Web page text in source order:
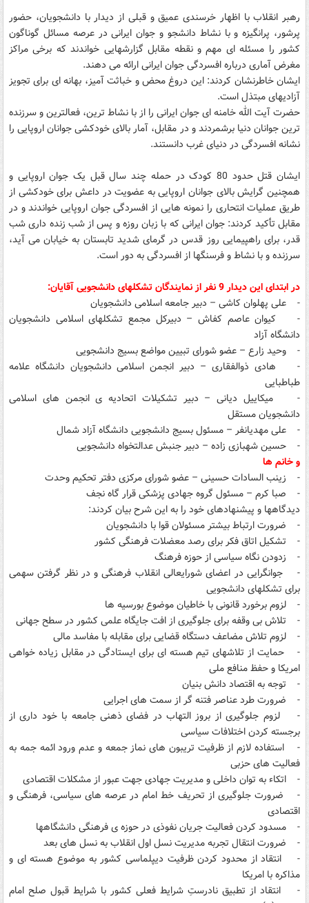
رهبر انقلاب با اظهار خرسندی عمیق و قبلی از دیدار با دانشجویان، حضور
پرشور، پرانگیزه و با نشاط دانشجو و جوان ایرانی در عرصه مسائل گوناگون
کشور را مسئله ای مهم و نقطه مقابل گزارشهایی خواندند که برخی مراکز
مغرض آماری درباره افسردگی جوان ایرانی ارائه می دهند.
ایشان خاطرنشان کردند: این دروغ محض و خباثت آمیز، بهانه ای برای تجویز
آزادیهای مبتذل است.
حضرت آیت الله خامنه ای جوان ایرانی را از با نشاط ترین، فعالترین و سرزنده
ترین جوانان دنیا برشمردند و در مقابل، آمار بالای خودکشی جوانان اروپایی را
نشانه افسردگی در دنیای غرب دانستند.
ایشان قتل حدود 80 کودک در حمله چند سال قبل یک جوان اروپایی و
همچنین گرایش بالای جوانان اروپایی به عضویت در داعش برای خودکشی از
طریق عملیات انتحاری را نمونه هایی از افسردگی جوان اروپایی خواندند و در
مقابل تأکید کردند: جوان ایرانی که با زبان روزه و پس از شب زنده داری شب
قدر، برای راهپیمایی روز قدس در گرمای شدید تابستان به خیابان می آید،
سرزنده و با نشاط و فرسنگها از افسردگی به دور است.
در ابتدای این دیدار 9 نفر از نمایندگان تشکلهای دانشجویی آقایان:
- علی پهلوان کاشی – دبیر جامعه اسلامی دانشجویان
- کیوان عاصم کفاش – دبیرکل مجمع تشکلهای اسلامی دانشجویان
دانشگاه آزاد
- وحید زارع – عضو شورای تبیین مواضع بسیج دانشجویی
- هادی ذوالفقاری – دبیر انجمن اسلامی دانشجویان دانشگاه علامه
طباطبایی
- میکاییل دیانی – دبیر تشکیلات اتحادیه ی انجمن های اسلامی
دانشجویان مستقل
- علی مهدیانفر – مسئول بسیج دانشجویی دانشگاه آزاد شمال
- حسین شهبازی زاده – دبیر جنبش عدالتخواه دانشجویی
و خانم ها
- زینب السادات حسینی – عضو شورای مرکزی دفتر تحکیم وحدت
- صبا کرم – مسئول گروه جهادی پزشکی قرار گاه نجف
دیدگاهها و پیشنهادهای خود را به این شرح بیان کردند:
- ضرورت ارتباط بیشتر مسئولان قوا با دانشجویان
- تشکیل اتاق فکر برای رصد معضلات فرهنگی کشور
- زدودن نگاه سیاسی از حوزه فرهنگ
- جوانگرایی در اعضای شورایعالی انقلاب فرهنگی و در نظر گرفتن سهمی
برای تشکلهای دانشجویی
- لزوم برخورد قانونی با خاطیان موضوع بورسیه ها
- تلاش بی وقفه برای جلوگیری از افت جایگاه علمی کشور در سطح جهانی
- لزوم تلاش مضاعف دستگاه قضایی برای مقابله با مفاسد مالی
- حمایت از تلاشهای تیم هسته ای برای ایستادگی در مقابل زیاده خواهی
امریکا و حفظ منافع ملی
- توجه به اقتصاد دانش بنیان
- ضرورت طرد عناصر فتنه گر از سمت های اجرایی
- لزوم جلوگیری از بروز التهاب در فضای ذهنی جامعه با خود داری از
برجسته کردن اختلافات سیاسی
- استفاده لازم از ظرفیت تریبون های نماز جمعه و عدم ورود ائمه جمه به
فعالیت های حزبی
- اتکاء به توان داخلی و مدیریت جهادی جهت عبور از مشکلات اقتصادی
- ضرورت جلوگیری از تحریف خط امام در عرصه های سیاسی، فرهنگی و
اقتصادی
- مسدود کردن فعالیت جریان نفوذی در حوزه ی فرهنگی دانشگاهها
- ضرورت انتقال تجربه مدیریت نسل اول انقلاب به نسل های بعد
- انتقاد از محدود کردن ظرفیت دیپلماسی کشور به موضوع هسته ای و
مذاکره با امریکا
- انتقاد از تطبیق نادرستِ شرایط فعلی کشور با شرایط قبول صلح امام